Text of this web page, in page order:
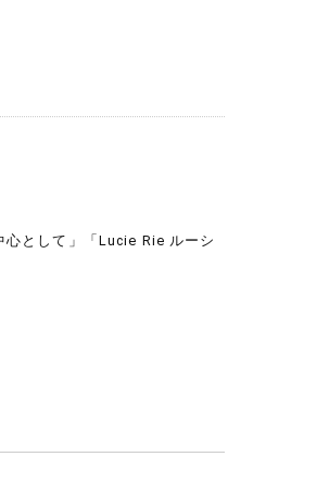
として」「Lucie Rie ルーシ